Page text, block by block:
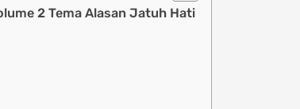
2 Tema Alasan Jatuh Hati